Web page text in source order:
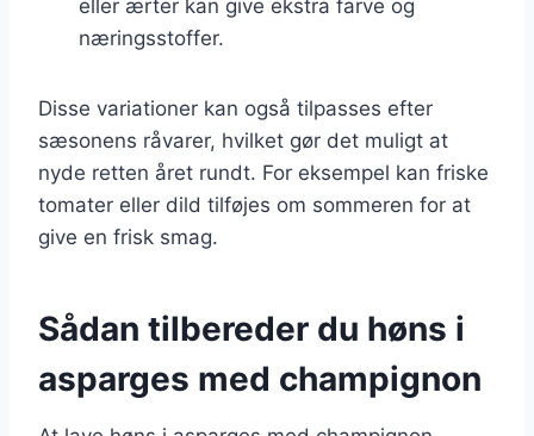
eller ærter kan give ekstra farve og
næringsstoffer.
Disse variationer kan også tilpasses efter
sæsonens råvarer, hvilket gør det muligt at
nyde retten året rundt. For eksempel kan friske
tomater eller dild tilføjes om sommeren for at
give en frisk smag.
Sådan tilbereder du høns i
asparges med champignon